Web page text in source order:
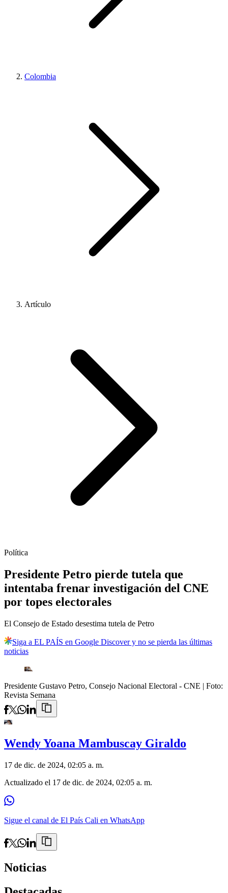
Colombia
Artículo
Política
Presidente Petro pierde tutela que
intentaba frenar investigación del CNE
por topes electorales
El Consejo de Estado desestima tutela de Petro
Siga a EL PAÍS en Google Discover y no se pierda las últimas
noticias
Presidente Gustavo Petro, Consejo Nacional Electoral - CNE | Foto:
Revista Semana
Wendy Yoana Mambuscay Giraldo
17 de dic. de 2024, 02:05 a. m.
Actualizado el 17 de dic. de 2024, 02:05 a. m.
Sigue el canal de El País Cali en WhatsApp
Noticias